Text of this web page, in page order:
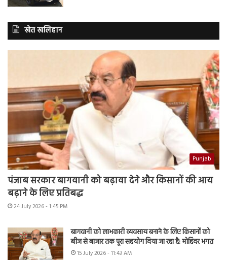
खेत खलिहान
Punjab
पंजाब सरकार बागवानी को बढ़ावा देने और किसानों की आय
बढ़ाने के लिए प्रतिबद्ध
24 July 2026 - 1:45 PM
बागवानी को लाभकारी व्यवसाय बनाने के लिए किसानों को
बीज से बाजार तक पूरा सहयोग दिया जा रहा है: मोहिंदर भगत
15 July 2026 - 11:43 AM